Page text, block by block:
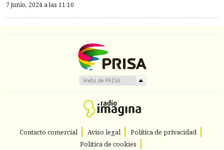
7 junio, 2024 a las 11:10
Contacto comercial Aviso legal
Política de privacidad
Política de cookies